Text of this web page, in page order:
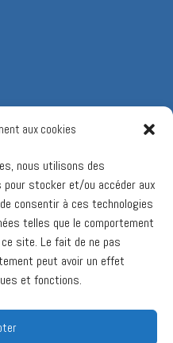
aux cookies
nous utilisons des
stocker et/ou accéder aux
consentir à ces technologies
telles que le comportement
site. Le fait de ne pas
peut avoir un effet
et fonctions.